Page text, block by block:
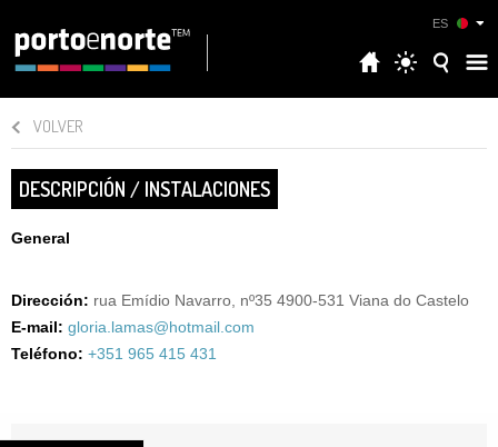
ES
VOLVER
DESCRIPCIÓN / INSTALACIONES
General
Dirección: rua Emídio Navarro, nº35 4900-531 Viana do Castelo
E-mail: gloria.lamas@hotmail.com
Teléfono: +351 965 415 431